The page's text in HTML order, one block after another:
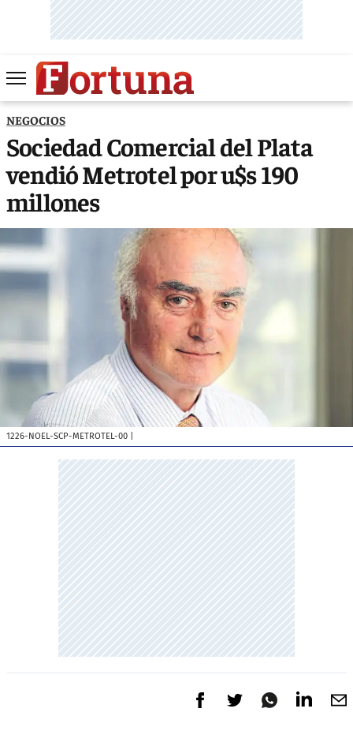
NEGOCIOS
Sociedad Comercial del Plata
vendió Metrotel por u$s 190
millones
1226-NOEL-SCP-METROTEL-00